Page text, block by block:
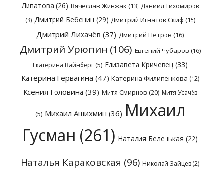
Липатова (26) Вячеслав Жинжак (13) Даниил Тихомиров
(8) Дмитрий Бебенин (29) Дмитрий Игнатов Скиф (15)
Дмитрий Лихачёв (37) Дмитрий Петров (16)
Дмитрий Урюпин (106) Евгений Чубаров (16)
Екатерина Вайнберг(5) Елизавета Кричевец (33)
Катерина Гервагина (47) Катерина Филипенкова (12)
Ксения Головина (39) Митя Смирнов (20) Митя Усачёв
(5) Михаил Ашихмин (36) Михаил
Гусман (261) Наталия Беленькая (22)
Наталья Караковская (96) Николай Зайцев (2)